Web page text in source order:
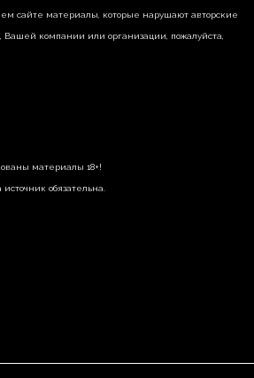
сайте материалы, которые нарушают авторские
компании или организации, пожалуйста,
материалы 18+!
обязательна.